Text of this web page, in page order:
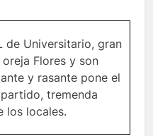
de Universitario, gran
Flores y son
y rasante pone el
tremenda
los locales.